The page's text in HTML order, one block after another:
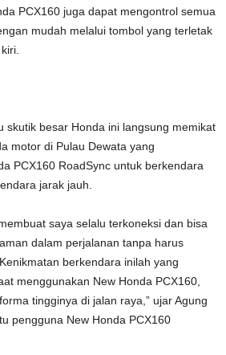
PCX160 juga dapat mengontrol semua
mudah melalui tombol yang terletak
skutik besar Honda ini langsung memikat
motor di Pulau Dewata yang
PCX160 RoadSync untuk berkendara
jarak jauh.
saya selalu terkoneksi dan bisa
dalam perjalanan tanpa harus
berkendara inilah yang
menggunakan New Honda PCX160,
tingginya di jalan raya,” ujar Agung
pengguna New Honda PCX160